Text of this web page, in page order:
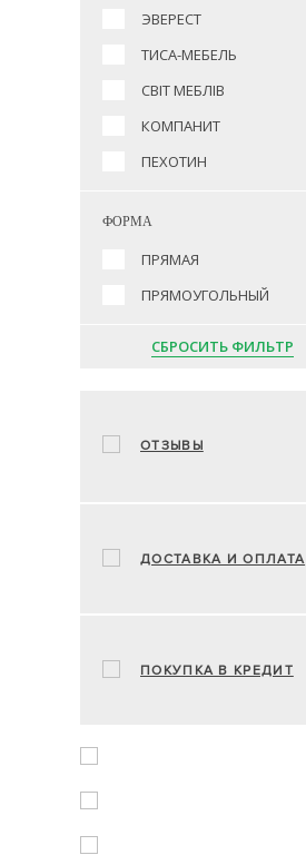
ЭВЕРЕСТ
ТИСА-МЕБЕЛЬ
СВІТ МЕБЛІВ
КОМПАНИТ
ПЕХОТИН
ФОРМА
ПРЯМАЯ
ПРЯМОУГОЛЬНЫЙ
СБРОСИТЬ ФИЛЬТР
ОТЗЫВЫ
ДОСТАВКА И ОПЛАТА
ПОКУПКА В КРЕДИТ